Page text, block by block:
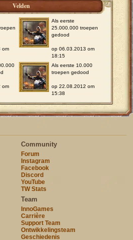
Velden
om
Als eerste
25.000.000 troepen
gedood
op 06.03.2013 om
18:15
om
Als eerste 10.000
troepen gedood
op 22.08.2012 om
15:38
Community
Forum
Instagram
Facebook
Discord
YouTube
TW Stats
Team
InnoGames
Carrière
Support Team
Ontwikkelingsteam
Geschiedenis